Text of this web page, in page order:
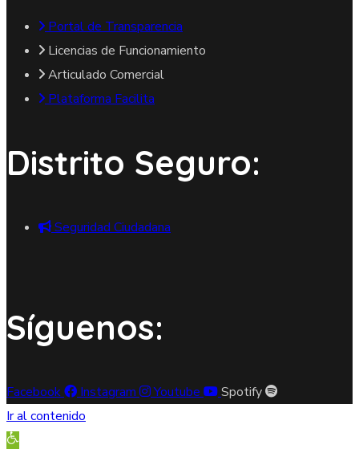
Portal de Transparencia
Licencias de Funcionamiento
Articulado Comercial
Plataforma Facilita
Distrito Seguro:
Seguridad Ciudadana
Síguenos:
Facebook Instagram Youtube
Spotify
Ir al contenido
Abrir barra de herramientas